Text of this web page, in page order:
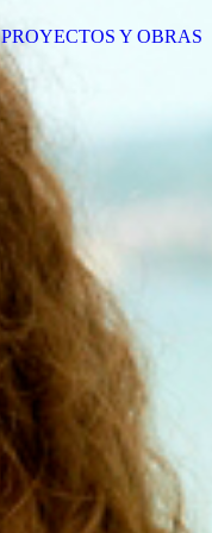
PROYECTOS Y OBRAS